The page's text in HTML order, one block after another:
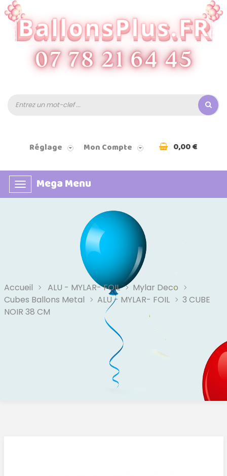
Réglage Mon Compte 0,00 €
Basculer
la
Mega Menu
Accueil ALU - MYLAR- FOIL
Mylar Deco
Cubes Ballons Metal
ALU - MYLAR- FOIL
3 CUBE
NOIR 38 CM